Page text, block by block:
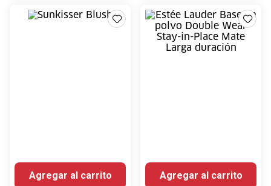
Vendido porSiman
in-Place Mate Larga
Vendido porSiman